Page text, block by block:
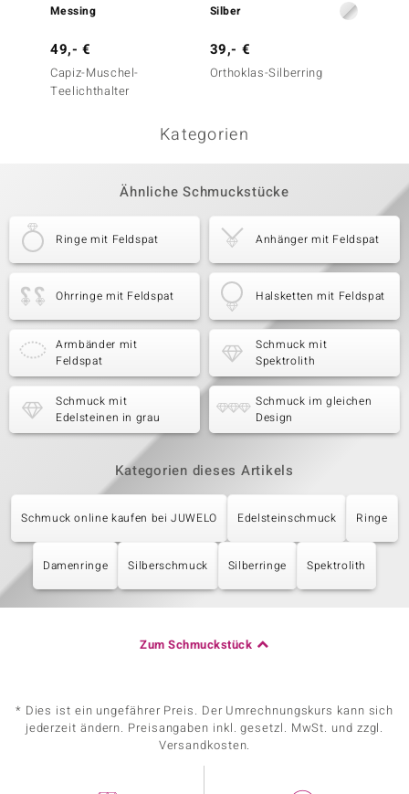
Messing
49,- €
Capiz-Muschel-
Teelichthalter
Silber
39,- €
Orthoklas-Silberring
Kategorien
Ähnliche Schmuckstücke
Ringe mit Feldspat Anhänger mit Feldspat
Ohrringe mit Feldspat Halsketten mit Feldspat
Armbänder mit
Feldspat
Schmuck mit
Spektrolith
Schmuck mit
Edelsteinen in grau
Schmuck im gleichen
Design
Kategorien dieses Artikels
Schmuck online kaufen bei JUWELO Edelsteinschmuck Ringe
Damenringe Silberschmuck Silberringe Spektrolith
Zum Schmuckstück
* Dies ist ein ungefährer Preis. Der Umrechnungskurs kann sich
jederzeit ändern. Preisangaben inkl. gesetzl. MwSt. und zzgl.
Versandkosten.